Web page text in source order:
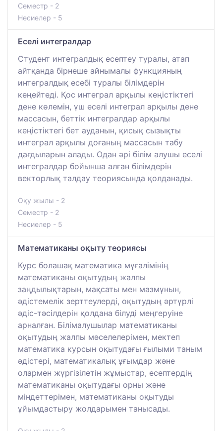
Семестр - 2
Несиелер - 5
Еселі интегралдар
Студент интегралдық есептеу туралы, атап
айтқанда бірнеше айнымалы функцияның
интегралдық есебі туралы білімдерін
кеңейтеді. Қос интеграл арқылы кеңістіктегі
дене көлемін, үш еселі интеграл арқылы дене
массасын, беттік интегралдар арқылы
кеңістіктегі бет ауданын, қисық сызықты
интеграл арқылы доғаның массасын табу
дағдыларын алады. Одан әрі білім алушы еселі
интегралдар бойынша алған білімдерін
векторлық талдау теориясында қолданады.
Оқу жылы - 2
Семестр - 2
Несиелер - 5
Математиканы оқыту теориясы
Курс болашақ математика мұғалімінің
математиканы оқытудың жалпы
заңдылықтарын, мақсаты мен мазмұнын,
әдістемелік зерттеулерді, оқытудың әртүрлі
әдіс-тәсілдерін қолдана білуді меңгеруіне
арналған. Білімалушылар математиканы
оқытудың жалпы мәселелерімен, мектеп
математика курсын оқытудағы ғылыми таным
әдістері, математикалық ұғымдар және
олармен жүргізілетін жұмыстар, есептердің
математиканы оқытудағы орны және
міндеттерімен, математиканы оқытуды
ұйымдастыру жолдарымен танысады.